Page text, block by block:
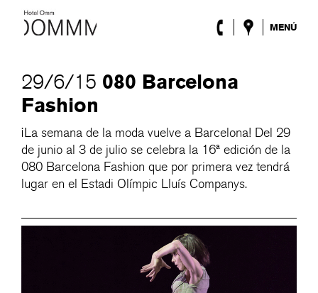
MENÚ
Roca Barcelona
Spa
Lobby & Club
Eventos
Promociones
Blog
ENG / ESP / DEU / FRA / CAT
29/6/15 080 Barcelona
Fashion
¡La semana de la moda vuelve a Barcelona! Del 29
de junio al 3 de julio se celebra la 16ª edición de la
080 Barcelona Fashion que por primera vez tendrá
lugar en el Estadi Olímpic Lluís Companys.